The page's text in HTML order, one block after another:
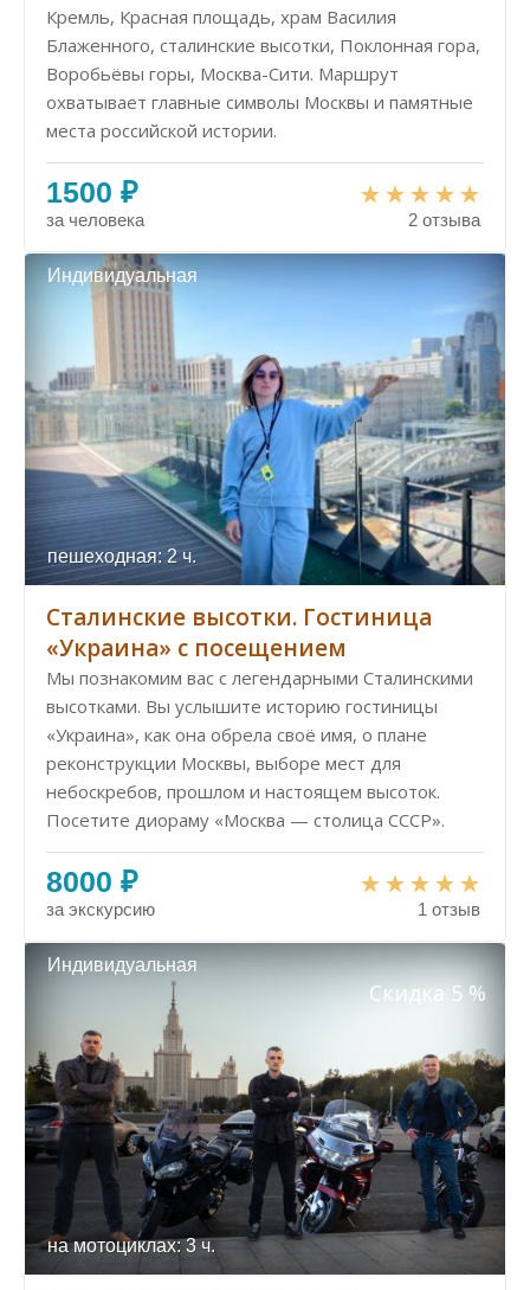
Кремль, Красная площадь, храм Василия
Блаженного, сталинские высотки, Поклонная гора,
Воробьёвы горы, Москва-Сити. Маршрут
охватывает главные символы Москвы и памятные
места российской истории.
1500 ₽
за человека 2 отзыва
Индивидуальная
пешеходная: 2 ч.
Сталинские высотки. Гостиница
«Украина» с посещением
Мы познакомим вас с легендарными Сталинскими
высотками. Вы услышите историю гостиницы
«Украина», как она обрела своё имя, о плане
реконструкции Москвы, выборе мест для
небоскребов, прошлом и настоящем высоток.
Посетите диораму «Москва — столица СССР».
8000 ₽
за экскурсию 1 отзыв
Индивидуальная
на мотоциклах: 3 ч.
Скидка 5 %